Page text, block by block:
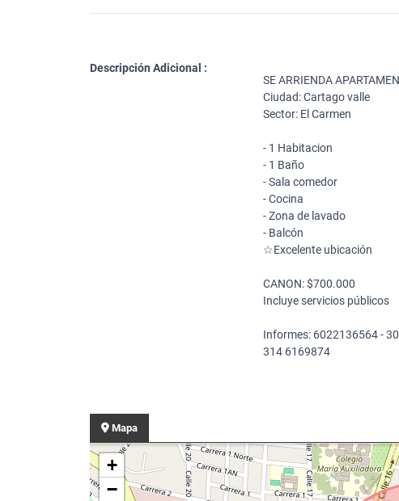
Descripción Adicional :
SE ARRIENDA
Ciudad: Cartago valle
Sector: El Carmen
- 1 Habitacion
- 1 Baño
- Sala comedor
- Cocina
- Zona de lavado
- Balcón
☆Excelente ubicación
CANON: $700.000
Incluye servicios públicos
Informes: 6022136564 -
314 6169874
Mapa
+
−